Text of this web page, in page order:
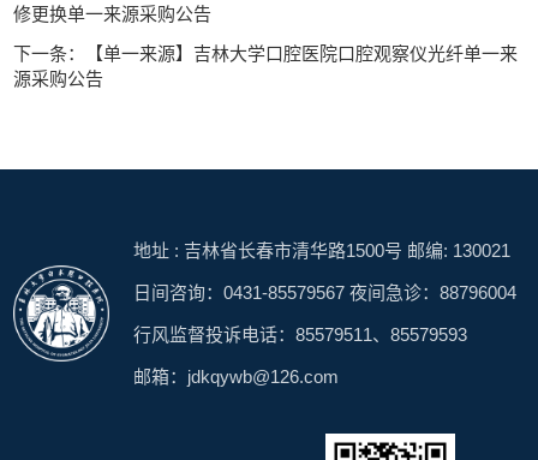
修更换单一来源采购公告
下一条：【单一来源】吉林大学口腔医院口腔观察仪光纤单一来
源采购公告
地址 : 吉林省长春市清华路1500号 邮编: 130021
日间咨询：0431-85579567 夜间急诊：88796004
行风监督投诉电话：85579511、85579593
邮箱：jdkqywb@126.com